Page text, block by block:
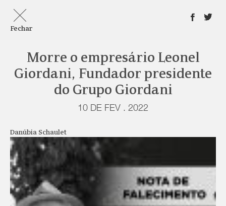
Fechar
Morre o empresário Leonel
Giordani, Fundador presidente
do Grupo Giordani
10 DE FEV . 2022
Danúbia Schaulet